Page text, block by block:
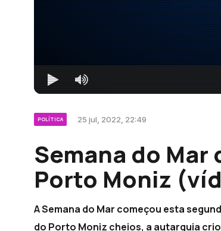
POLÍTICA 25 jul, 2022, 22:49
Semana do
Porto Moniz
A Semana do Mar começou esta
do Porto Moniz cheios, a autarquia